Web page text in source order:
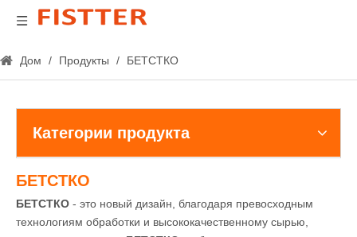
Дом / Продукты / БЕТСТКО
Категории продукта
БЕТСТКО
БЕТСТКО - это новый дизайн, благодаря превосходным
технологиям обработки и высококачественному сырью,